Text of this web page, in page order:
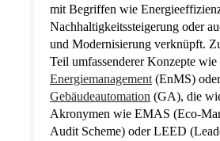
mit Begriffen wie
Nachhaltigkeitssteigerung oder
und Modernisierung verknüpft.
Teil umfassenderer Konzepte wie
Energiemanagement (EnMS)
Gebäudeautomation (GA), die
Akronymen wie EMAS (Eco-
Audit Scheme) oder LEED